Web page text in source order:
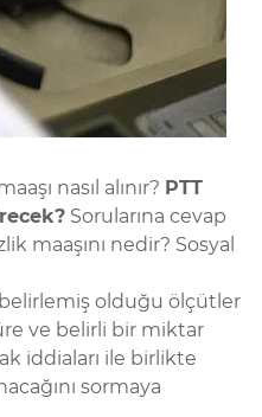
nasıl alınır? PTT
Sorularına cevap
maaşını nedir? Sosyal
belirlemiş olduğu ölçütler
ve belirli bir miktar
iddiaları ile birlikte
sormaya